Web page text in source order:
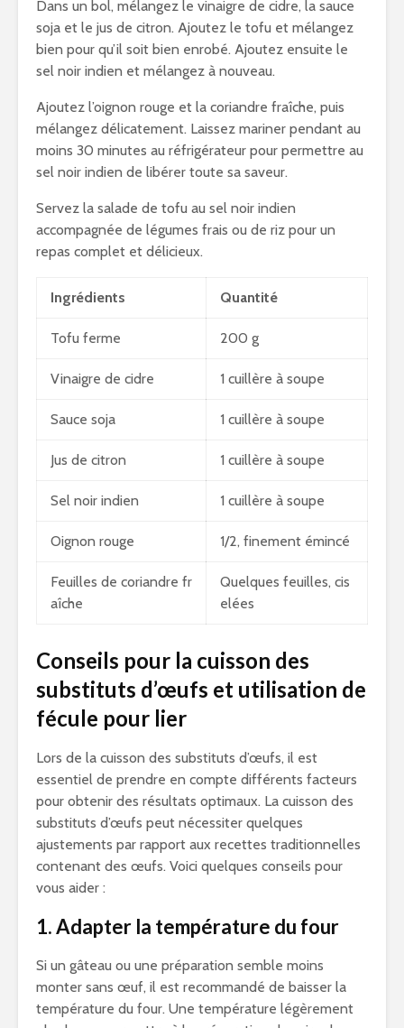
Dans un bol, mélangez le vinaigre de cidre, la sauce
soja et le jus de citron. Ajoutez le tofu et mélangez
bien pour qu’il soit bien enrobé. Ajoutez ensuite le
sel noir indien et mélangez à nouveau.
Ajoutez l’oignon rouge et la coriandre fraîche, puis
mélangez délicatement. Laissez mariner pendant au
moins 30 minutes au réfrigérateur pour permettre au
sel noir indien de libérer toute sa saveur.
Servez la salade de tofu au sel noir indien
accompagnée de légumes frais ou de riz pour un
repas complet et délicieux.
Ingrédients Quantité
Tofu ferme 200 g
Vinaigre de cidre 1 cuillère à soupe
Sauce soja 1 cuillère à soupe
Jus de citron 1 cuillère à soupe
Sel noir indien 1 cuillère à soupe
Oignon rouge 1/2, finement émincé
Feuilles de coriandre fr
aîche
Quelques feuilles, cis
elées
Conseils pour la cuisson des
substituts d’œufs et utilisation de
fécule pour lier
Lors de la cuisson des substituts d’œufs, il est
essentiel de prendre en compte différents facteurs
pour obtenir des résultats optimaux. La cuisson des
substituts d’œufs peut nécessiter quelques
ajustements par rapport aux recettes traditionnelles
contenant des œufs. Voici quelques conseils pour
vous aider :
1. Adapter la température du four
Si un gâteau ou une préparation semble moins
monter sans œuf, il est recommandé de baisser la
température du four. Une température légèrement